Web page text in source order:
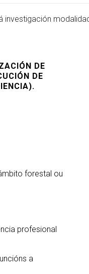
investigación
DE
DE
forestal ou
profesional
a